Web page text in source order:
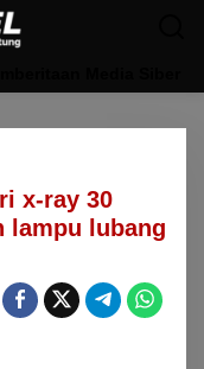
x-ray 30
lampu lubang